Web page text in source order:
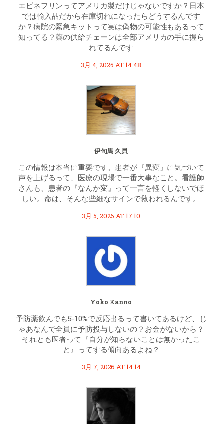
エピネフリンってアメリカ製だけじゃないですか？日本
では輸入品だから在庫切れになったらどうするんです
か？病院の緊急キットって実は偽物の可能性もあるって
知ってる？薬の供給チェーンは全部アメリカの手に握ら
れてるんです
3月 4, 2026 AT 14:48
伊句馬 久貝
この情報は本当に重要です。患者が『異変』に気づいて
声を上げるって、医療の現場で一番大事なこと。看護師
さんも、患者の『なんか変』って一言を軽くしないでほ
しい。命は、そんな些細なサインで救われるんです。
3月 5, 2026 AT 17:10
Yoko Kanno
予防薬飲んでも5-10%で反応出るって書いてあるけど、じ
ゃあなんで全員に予防投与しないの？お金がないから？
それとも医者って『自分が知らないことは無かったこ
と』ってする傾向あるよね？
3月 7, 2026 AT 14:14